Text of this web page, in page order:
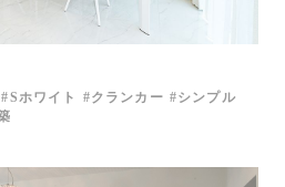
Sホワイト クランカー
シンプル